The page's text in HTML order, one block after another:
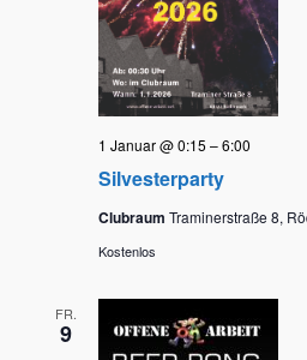
Silvesterparty
1 Januar @ 0:15 –6:00
Clubraum Traminerstraße 8,
Kostenlos
FR.
9